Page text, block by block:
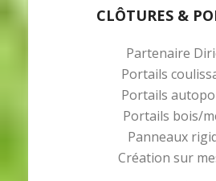
CLÔTURES &
Partenaire
Portails
Portails
Portails bois/
Panneaux
Création sur